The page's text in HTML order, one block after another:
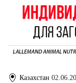
Казахстан